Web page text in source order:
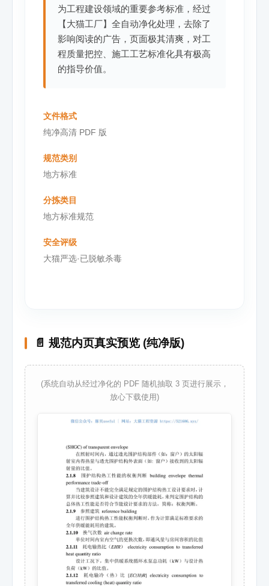
为工程建设领域的重要参考标准，经过
【大猫工厂】全自动净化处理，去除了
影响阅读的广告，页面极其清爽，对工
程质量把控、施工工艺标准化具有极高
的指导价值。
文件格式
纯净高清 PDF 版
规范类别
地方标准
分拣类目
地方标准规范
安全评级
大猫严选·已脱敏杀毒
📄 规范内页真实预览 (纯净版)
(系统自动从经过净化的 PDF 随机抽取 3 页进行展示，
放心下载使用)